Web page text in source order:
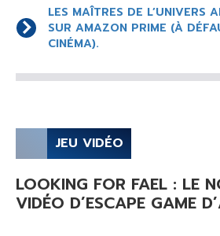
LES MAÎTRES DE L’UNIVERS
SUR AMAZON PRIME (À
CINÉMA).
JEU VIDÉO
LOOKING FOR FAEL : LE
VIDÉO D’ESCAPE GAME